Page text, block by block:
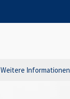
Weitere Informationen